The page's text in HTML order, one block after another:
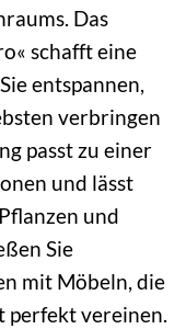
Das
schafft eine
entspannen,
verbringen
passt zu einer
und lässt
und
Sie
mit Möbeln, die
perfekt vereinen.